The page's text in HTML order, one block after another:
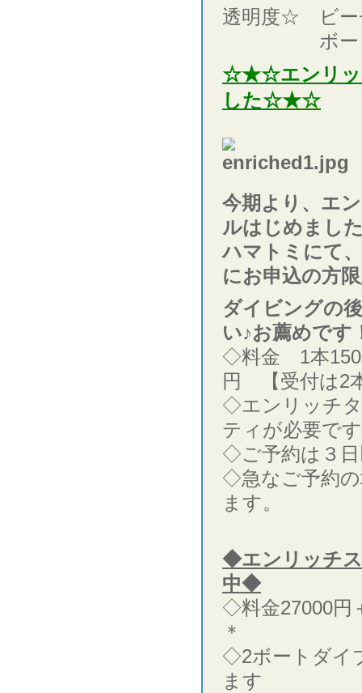
透明度☆ ビー
ボート8
☆★☆エンリッ
した☆★☆
今期より、エ
ルはじめまし
ハマトミにて
にお申込の方
ダイビングの
い♪お薦めです
◇料金 1本
円 【受付は2
◇エンリッチ
ティが必要です
◇ご予約は３
◇急なご予約
ます。
◆エンリッチ
中◆
◇料金27000円
＊
◇2ボートダ
ます